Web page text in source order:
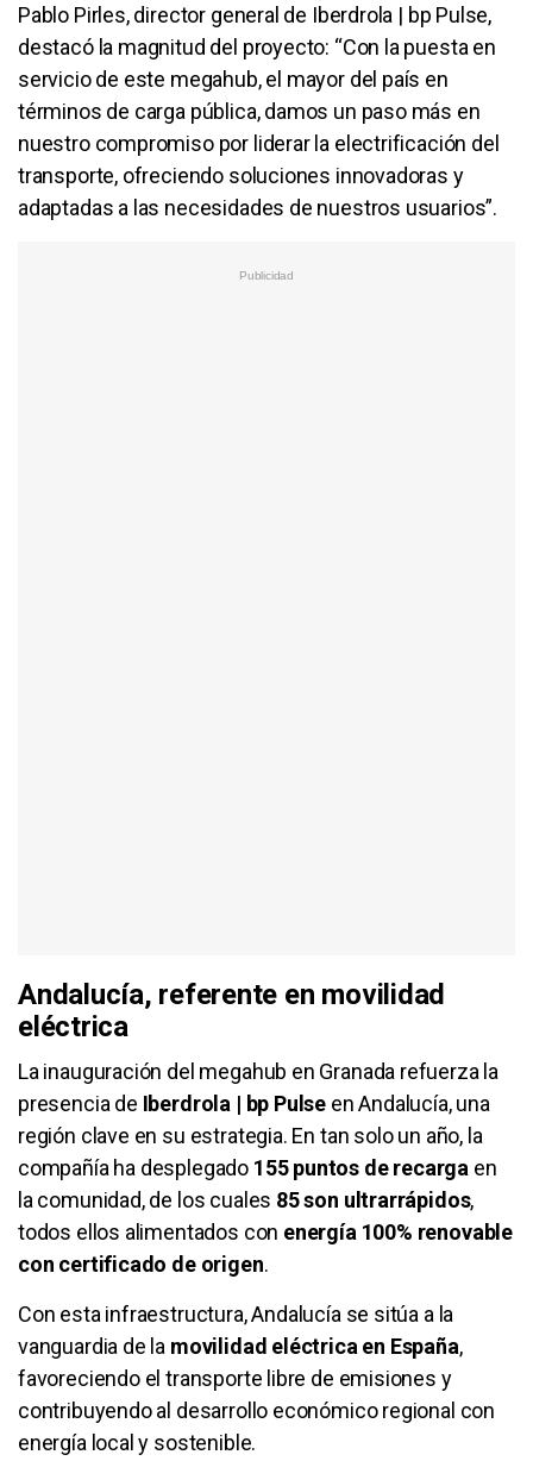
Pablo Pirles, director general de Iberdrola | bp Pulse,
destacó la magnitud del proyecto: “Con la puesta en
servicio de este megahub, el mayor del país en
términos de carga pública, damos un paso más en
nuestro compromiso por liderar la electrificación del
transporte, ofreciendo soluciones innovadoras y
adaptadas a las necesidades de nuestros usuarios”.
Andalucía, referente en movilidad
eléctrica
La inauguración del megahub en Granada refuerza la
presencia de Iberdrola | bp Pulse en Andalucía, una
región clave en su estrategia. En tan solo un año, la
compañía ha desplegado 155 puntos de recarga en
la comunidad, de los cuales 85 son ultrarrápidos,
todos ellos alimentados con energía 100% renovable
con certificado de origen.
Con esta infraestructura, Andalucía se sitúa a la
vanguardia de la movilidad eléctrica en España,
favoreciendo el transporte libre de emisiones y
contribuyendo al desarrollo económico regional con
energía local y sostenible.